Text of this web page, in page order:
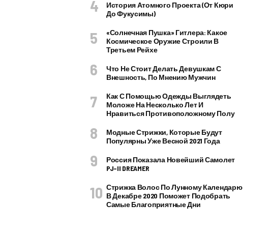
История Атомного Проекта (от Кюри
До Фукусимы)
«Солнечная Пушка» Гитлера: Какое
Космическое Оружие Строили В
Третьем Рейхе
Что Не Стоит Делать Девушкам С
Внешность, По Мнению Мужчин
Как С Помощью Одежды Выглядеть
Моложе На Несколько Лет И
Нравиться Противоположному Полу
Модные Стрижки, Которые Будут
Популярны Уже Весной 2021 Года
Россия Показала Новейший Самолет
PJ–II DREAMER
Стрижка Волос По Лунному Календарю
В Декабре 2020 Поможет Подобрать
Самые Благоприятные Дни